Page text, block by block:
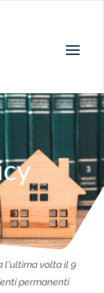
l'ultima volta il 9
permanenti